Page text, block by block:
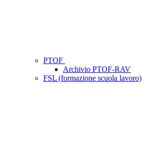
PTOF
Archivio PTOF-RAV
FSL (formazione scuola lavoro)